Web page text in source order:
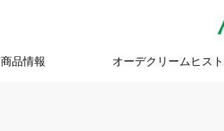
商品情報 オーデクリームヒス